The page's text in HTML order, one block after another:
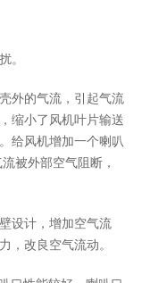
。
的气流，引起气流
，缩小了风机叶片输送
。给风机增加一个喇叭
被外部空气阻断，
计，增加空气流
改良空气流动。